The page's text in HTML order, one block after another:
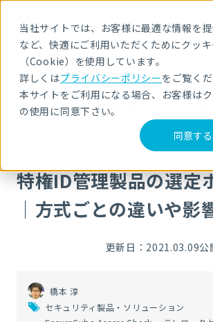
当社サイトでは、お客様に最適な情報を
など、快適にご利用いただくためにクッキ
（Cookie）を使用しています。
詳しくはプライバシーポリシーをご覧くだ
本サイトをご利用になる場合、お客様は
の使用に同意下さい。
同意する
HOME
NRIセキュア ブログ
特権ID管理製品の選定ポイント｜方式ごとの違いや影響を
NRIセキュア ブロ
特権ID管理製品の選定
｜方式ごとの違いや影
更新日：2021.03.09公
橋本 淳
セキュリティ製品・ソリューション